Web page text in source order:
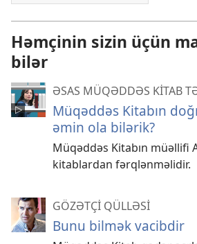
Həmçinin sizin üçün
bilər
ƏSAS MÜQƏDDƏS KİTAB
Müqəddəs Kitabın
əmin ola bilərik?
Müqəddəs Kitabın müəllifi
kitablardan fərqlənməlidir.
GÖZƏTÇİ QÜLLƏSİ
Bunu bilmək vacibdir